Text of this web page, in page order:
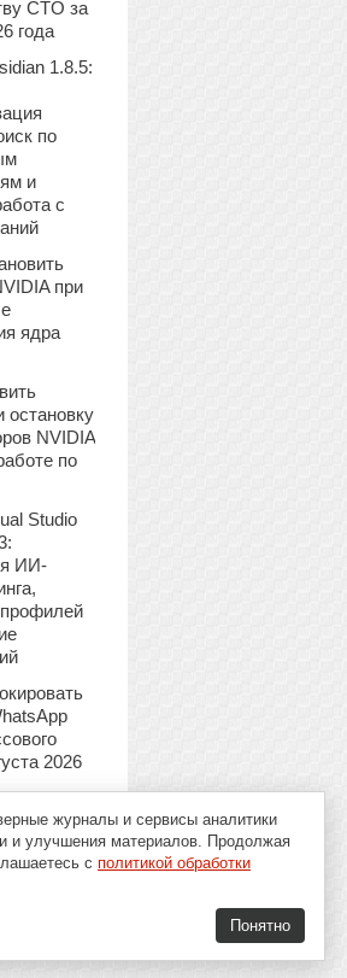
CTO за
года
1.8.5:
по
и
с
при
ядра
остановку
NVIDIA
по
Studio
ИИ-
2026
журналы и сервисы аналитики
и улучшения материалов. Продолжая
с политикой обработки
Понятно